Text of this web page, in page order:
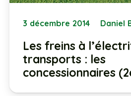
3 décembre 2014 Daniel
Les freins à
transports : les
concessionnaires